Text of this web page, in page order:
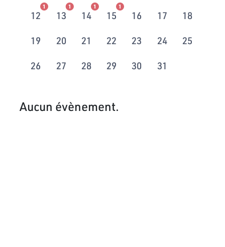
12
1
13
1
14
1
15
1
16 17 18
19 20 21 22 23 24 25
26 27 28 29 30 31
Aucun évènement.